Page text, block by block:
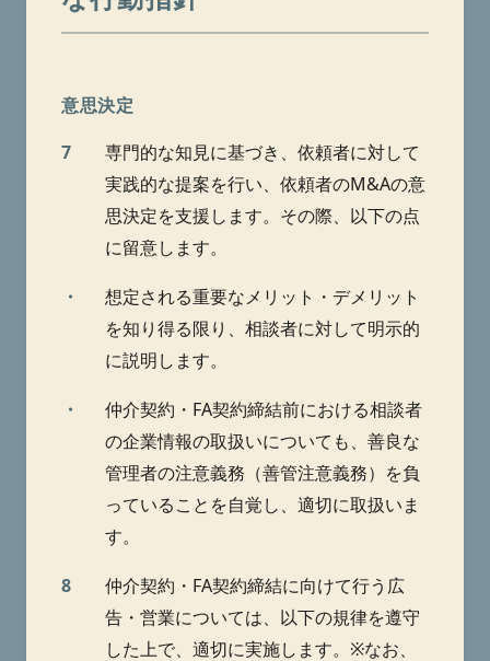
意思決定
7
専門的な知見に基づき、依頼者に対して
実践的な提案を行い、依頼者のM&Aの意
思決定を支援します。その際、以下の点
に留意します。
・
想定される重要なメリット・デメリット
を知り得る限り、相談者に対して明示的
に説明します。
・
仲介契約・FA契約締結前における相談者
の企業情報の取扱いについても、善良な
管理者の注意義務（善管注意義務）を負
っていることを自覚し、適切に取扱いま
す。
8
仲介契約・FA契約締結に向けて行う広
告・営業については、以下の規律を遵守
した上で、適切に実施します。※なお、